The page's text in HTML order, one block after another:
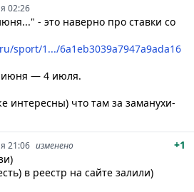
02:26
- это наверно про ставки со
sport/1.../6a1eb3039a7947a9ada16
июня — 4 июля.
интересны) что там за заманухи-
21:06 изменено
+1
в реестр на сайте залили)